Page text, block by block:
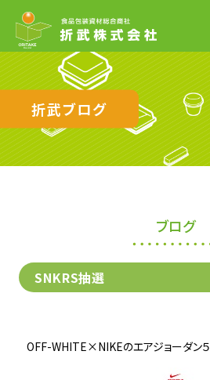
折武ブログ
ブログ
SNKRS抽選
OFF-WHITE×NIKEのエアジョーダン５